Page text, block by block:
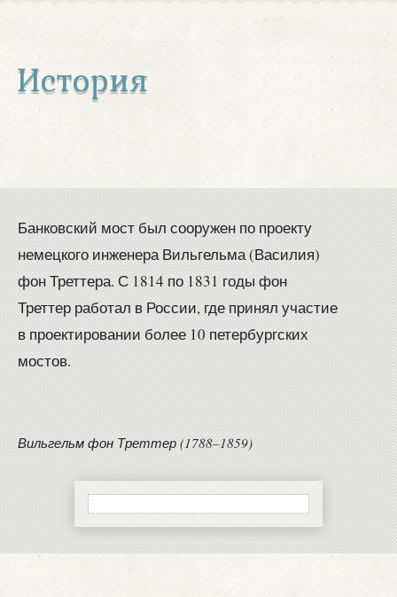
История
Банковский мост был сооружен по проекту
немецкого инженера Вильгельма (Василия)
фон Треттера. С 1814 по 1831 годы фон
Треттер работал в России, где принял участие
в проектировании более 10 петербургских
мостов.
Вильгельм фон Треттер (1788–1859)